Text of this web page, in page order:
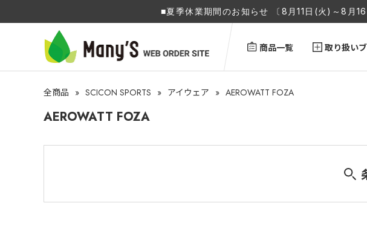
■夏季休業期間のお知らせ 〔8月11日(火)～8月
商品一覧 取り扱い
全商品 » SCICON SPORTS » アイウェア » AEROWATT FOZA
AEROWATT FOZA